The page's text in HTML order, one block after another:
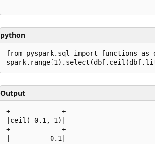
python
from pyspark.sql import functions as
Output
+-------------+
|ceil(-0.1, 1)|
+-------------+
|         -0.1|